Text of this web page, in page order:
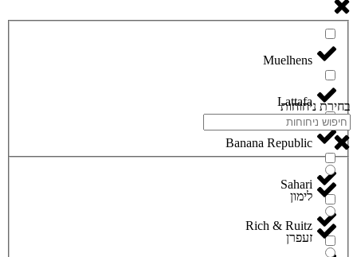
Lattafa
Banana Republic
Sahari
Rich & Ruitz
בחירת ניחוחות
לימון
זעפרן